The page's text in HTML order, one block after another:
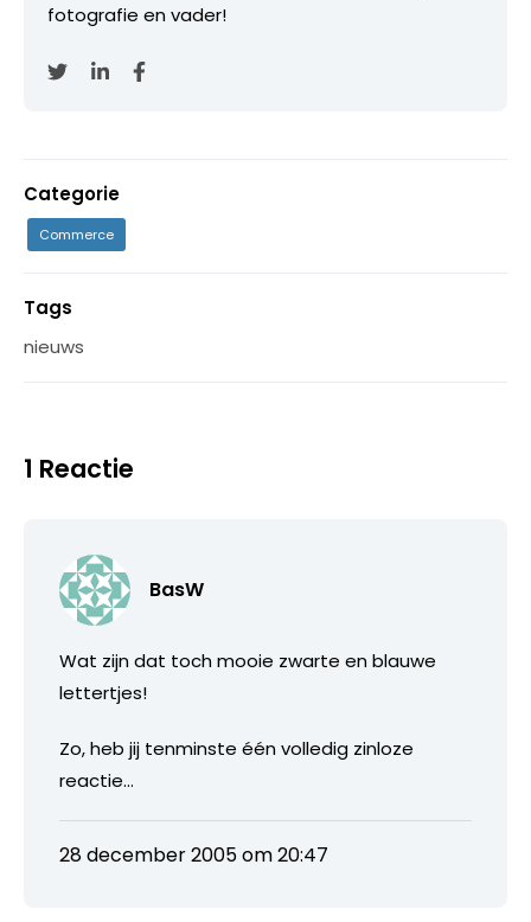
fotografie en vader!
Categorie
Commerce
Tags
nieuws
1 Reactie
BasW
Wat zijn dat toch mooie zwarte en blauwe
lettertjes!
Zo, heb jij tenminste één volledig zinloze
reactie…
28 december 2005 om 20:47